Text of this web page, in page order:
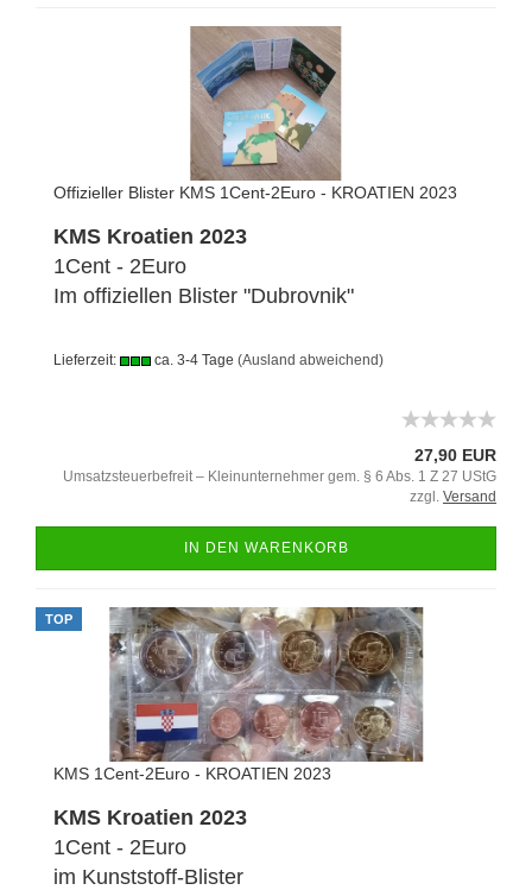
Offizieller Blister KMS 1Cent-2Euro - KROATIEN 2023
KMS Kroatien 2023
1Cent - 2Euro
Im offiziellen Blister "Dubrovnik"
Lieferzeit: ca. 3-4 Tage (Ausland abweichend)
27,90 EUR
Umsatzsteuerbefreit – Kleinunternehmer gem. § 6 Abs. 1 Z 27 UStG
zzgl. Versand
IN DEN WARENKORB
TOP
KMS 1Cent-2Euro - KROATIEN 2023
KMS Kroatien 2023
1Cent - 2Euro
im Kunststoff-Blister